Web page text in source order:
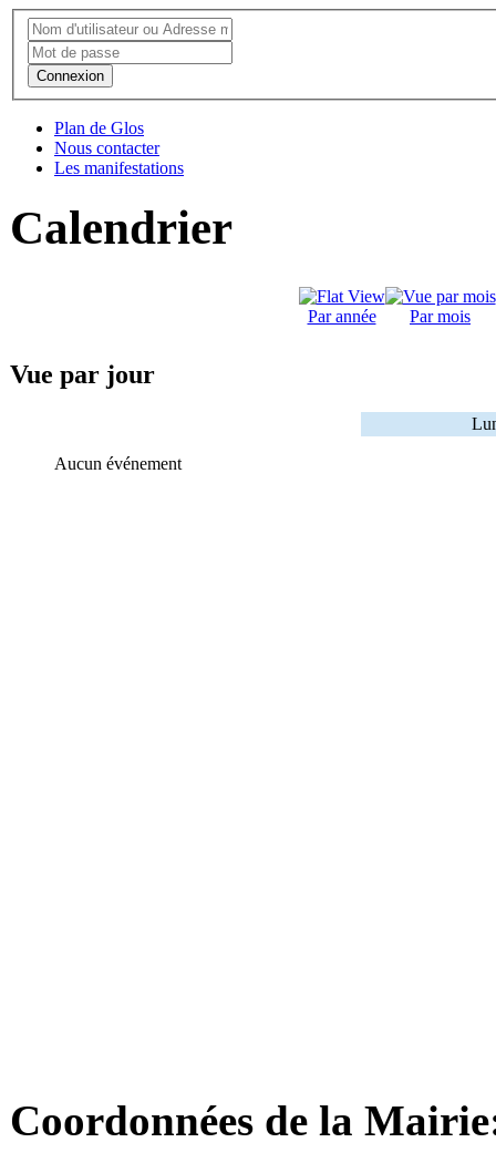
Connexion
Plan de Glos
Nous contacter
Les manifestations
Calendrier
Par année Par mois
Vue par jour
Aucun événement
Coordonnées de la